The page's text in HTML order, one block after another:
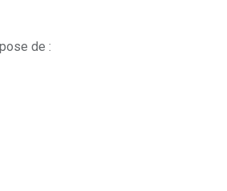
de :